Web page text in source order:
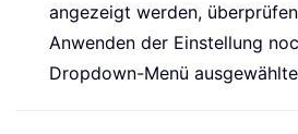
angezeigt werden,
Anwenden der Einstellung
Dropdown-Menü